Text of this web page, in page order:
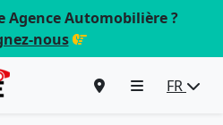
Agence Automobilière ?
nous
FR